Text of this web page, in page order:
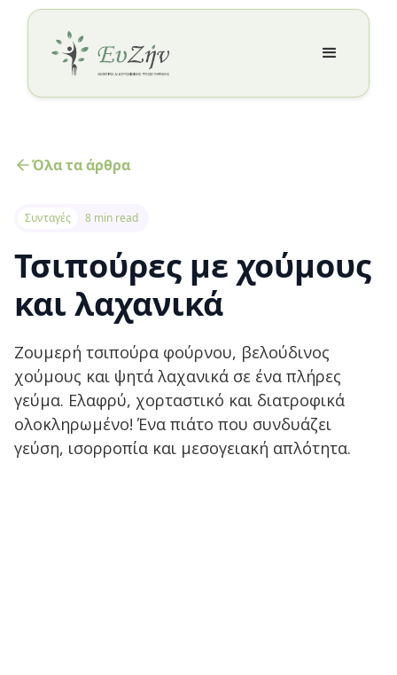
Όλα τα άρθρα
Συνταγές 8 min read
Τσιπούρες με χούμους
και λαχανικά
Ζουμερή τσιπούρα φούρνου, βελούδινος
χούμους και ψητά λαχανικά σε ένα πλήρες
γεύμα. Ελαφρύ, χορταστικό και διατροφικά
ολοκληρωμένο! Ένα πιάτο που συνδυάζει
γεύση, ισορροπία και μεσογειακή απλότητα.